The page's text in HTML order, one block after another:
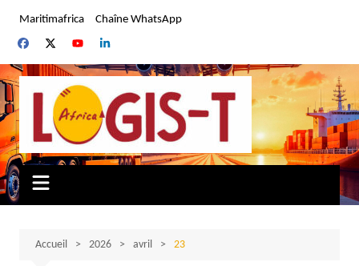
contenu
Maritimafrica Chaîne WhatsApp
Accueil 2026 avril 23